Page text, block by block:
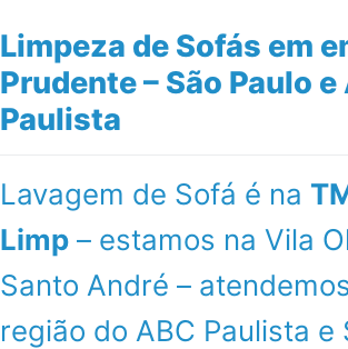
Limpeza de Sofás em
Prudente – São Paulo e
Paulista
Lavagem de Sofá é na
Limp – estamos na Vila
Santo André –
região do ABC Paulista e